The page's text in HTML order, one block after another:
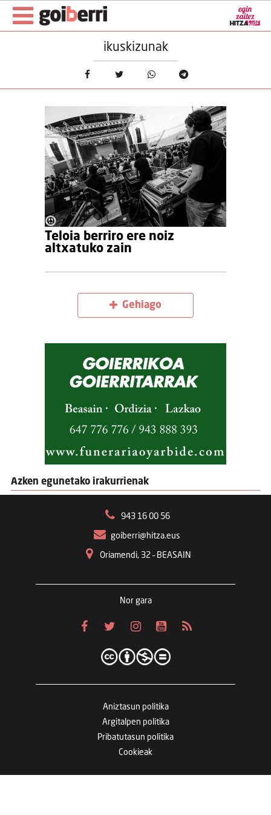
ikuskizunak
Teloia berriro ere noiz
altxatuko zain
Gehiago
Azken egunetako irakurrienak
943 16 00 56
goiberri@hitza.eus
Oriamendi, 32 – BEASAIN
Nor gara
Aniztasun politika
Argitalpen politika
Pribatutasun politika
Cookieak